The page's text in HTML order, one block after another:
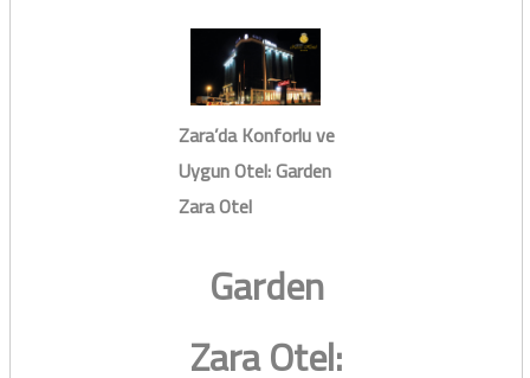
Zara’da Konforlu ve
Uygun Otel: Garden
Zara Otel
Garden
Zara Otel: